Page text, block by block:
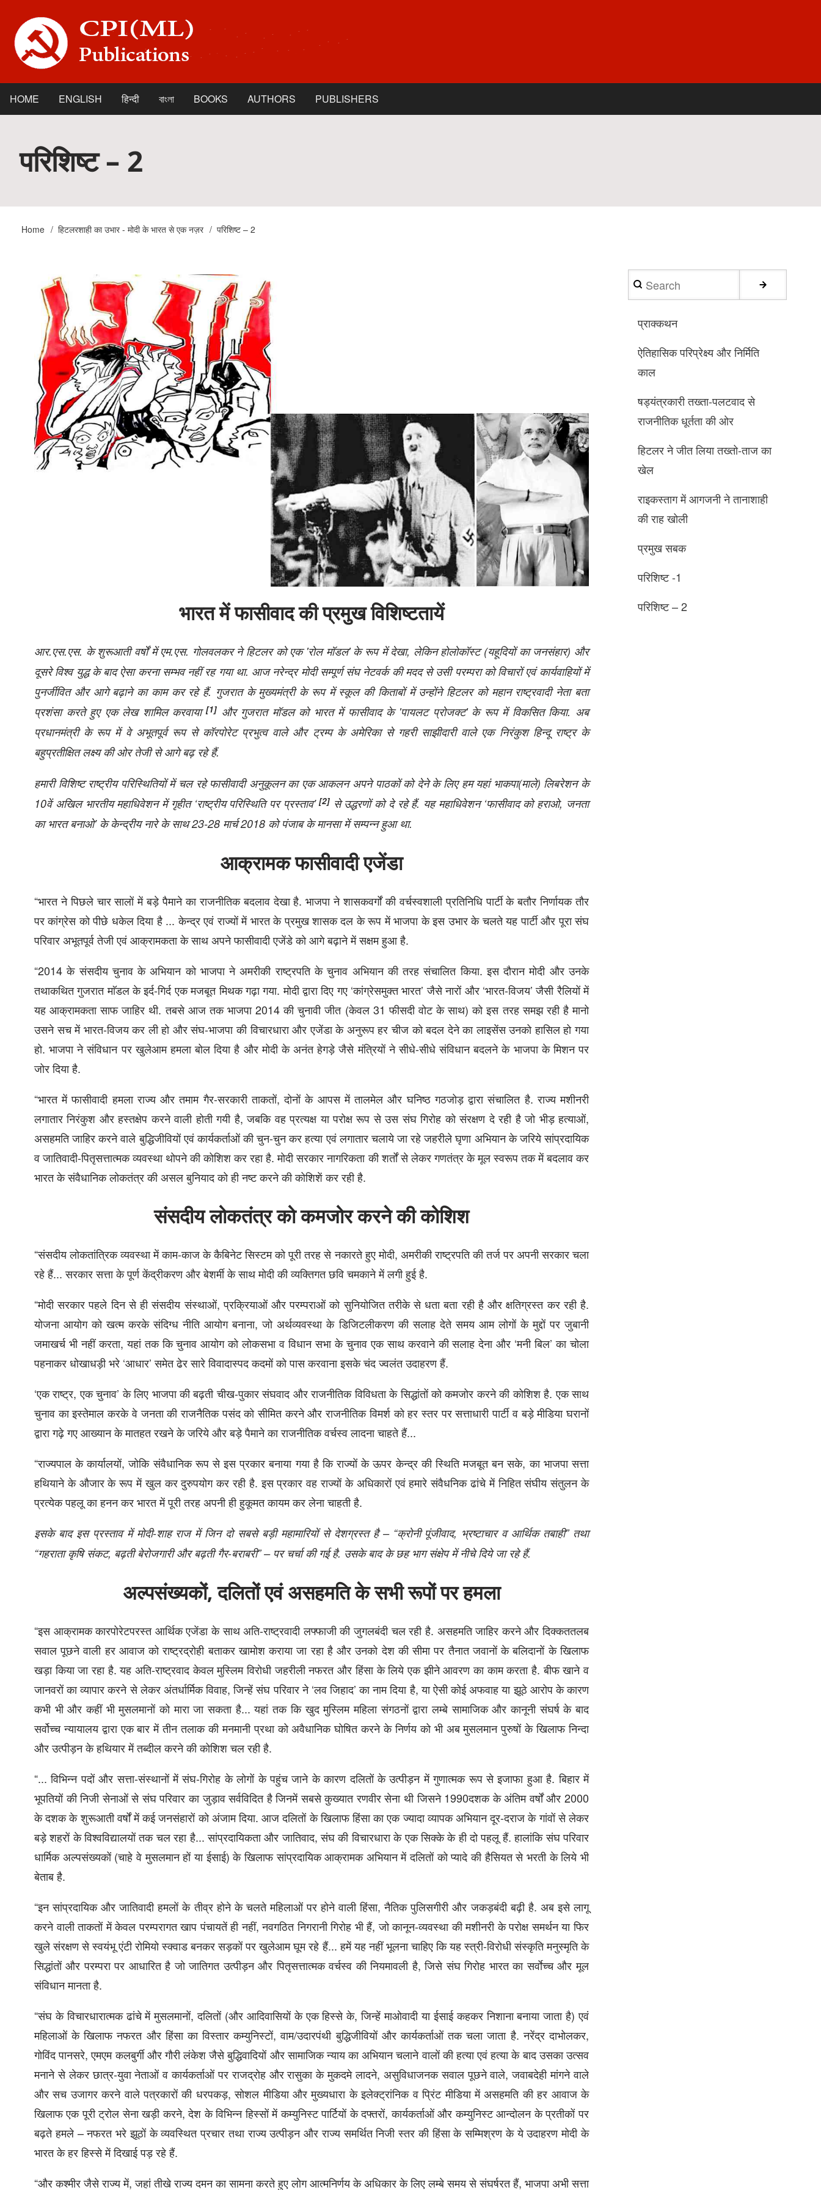
main
content
Main
navigation
HOME ENGLISH हिन्दी বাংলা BOOKS AUTHORS PUBLISHERS
परिशिष्ट – 2
Breadcrumb
Home हिटलरशाही का उभार - मोदी के भारत से एक नज़र परिशिष्ट – 2
भारत में फासीवाद की प्रमुख विशिष्‍टतायें
आर.एस.एस. के शुरूआती वर्षों में एम.एस. गोलवलकर ने हिटलर को एक 'रोल मॉडल' के रूप में देखा, लेकिन होलोकॉस्‍ट (यहूदियों का जनसंहार) और
दूसरे विश्‍व युद्ध के बाद ऐसा करना सम्‍भव नहीं रह गया था. आज नरेन्‍द्र मोदी सम्‍पूर्ण संघ नेटवर्क की मदद से उसी परम्‍परा को विचारों एवं कार्यवाहियों में
पुनर्जीवित और आगे बढ़ाने का काम कर रहे हैं. गुजरात के मुख्‍यमंत्री के रूप में स्‍कूल की किताबों में उन्‍होंने हिटलर को महान राष्‍ट्रवादी नेता बता
प्रशंसा करते हुए एक लेख शामिल करवाया[1]और गुजरात मॉडल को भारत में फासीवाद के 'पायलट प्रोजक्‍ट' के रूप में विकसित किया. अब
प्रधानमंत्री के रूप में वे अभूतपूर्व रूप से कॉरपोरेट प्रभुत्‍व वाले और ट्रम्‍प के अमेरिका से गहरी साझीदारी वाले एक निरंकुश हिन्‍दू राष्‍ट्र के
बहुप्रतीक्षित लक्ष्‍य की ओर तेजी से आगे बढ़ रहे हैं.
हमारी विशिष्‍ट राष्‍ट्रीय परिस्थितियों में चल रहे फासीवादी अनुकूलन का एक आकलन अपने पाठकों को देने के लिए हम यहां भाकपा(माले) लिबरेशन के
10वें अखिल भारतीय महाधिवेशन में गृहीत ‘राष्‍ट्रीय परिस्थिति पर प्रस्‍ताव’[2]से उद्धरणों को दे रहे हैं. यह महाधिवेशन ‘फासीवाद को हराओ, जनता
का भारत बनाओ’ के केन्‍द्रीय नारे के साथ 23-28 मार्च 2018 को पंजाब के मानसा में सम्‍पन्‍न हुआ था.
आक्रामक फासीवादी एजेंडा
“भारत ने पिछले चार सालों में बड़े पैमाने का राजनीतिक बदलाव देखा है. भाजपा ने शासकवर्गों की वर्चस्वशाली प्रतिनिधि पार्टी के बतौर निर्णायक तौर
पर कांग्रेस को पीछे धकेल दिया है ... केन्द्र एवं राज्यों में भारत के प्रमुख शासक दल के रूप में भाजपा के इस उभार के चलते यह पार्टी और पूरा संघ
परिवार अभूतपूर्व तेजी एवं आक्रामकता के साथ अपने फासीवादी एजेंडे को आगे बढ़ाने में सक्षम हुआ है.
“2014 के संसदीय चुनाव के अभियान को भाजपा ने अमरीकी राष्ट्रपति के चुनाव अभियान की तरह संचालित किया. इस दौरान मोदी और उनके
तथाकथित गुजरात माॅडल के इर्द-गिर्द एक मजबूत मिथक गढ़ा गया. मोदी द्वारा दिए गए ‘कांग्रेसमुक्त भारत’ जैसे नारों और ‘भारत-विजय’ जैसी रैलियों में
यह आक्रामकता साफ जाहिर थी. तबसे आज तक भाजपा 2014 की चुनावी जीत (केवल 31 फीसदी वोट के साथ) को इस तरह समझ रही है मानो
उसने सच में भारत-विजय कर ली हो और संघ-भाजपा की विचारधारा और एजेंडा के अनुरूप हर चीज को बदल देने का लाइसेंस उनको हासिल हो गया
हो. भाजपा ने संविधान पर खुलेआम हमला बोल दिया है और मोदी के अनंत हेगड़े जैसे मंत्रियों ने सीधे-सीधे संविधान बदलने के भाजपा के मिशन पर
जोर दिया है.
“भारत में फासीवादी हमला राज्य और तमाम गैर-सरकारी ताकतों, दोनों के आपस में तालमेल और घनिष्ठ गठजोड़ द्वारा संचालित है. राज्य मशीनरी
लगातार निरंकुश और हस्तक्षेप करने वाली होती गयी है, जबकि वह प्रत्यक्ष या परोक्ष रूप से उस संघ गिरोह को संरक्षण दे रही है जो भीड़ हत्याओं,
असहमति जाहिर करने वाले बुद्धिजीवियों एवं कार्यकर्ताओं की चुन-चुन कर हत्या एवं लगातार चलाये जा रहे जहरीले घृणा अभियान के जरिये सांप्रदायिक
व जातिवादी-पितृसत्तात्मक व्यवस्था थोपने की कोशिश कर रहा है. मोदी सरकार नागरिकता की शर्तों से लेकर गणतंत्र के मूल स्वरूप तक में बदलाव कर
भारत के संवैधानिक लोकतंत्र की असल बुनियाद को ही नष्ट करने की कोशिशें कर रही है.
संसदीय लोकतंत्र को कमजोर करने की कोशिश
“संसदीय लोकतांत्रिक व्यवस्था में काम-काज के कैबिनेट सिस्टम को पूरी तरह से नकारते हुए मोदी, अमरीकी राष्ट्रपति की तर्ज पर अपनी सरकार चला
रहे हैं... सरकार सत्ता के पूर्ण केंद्रीकरण और बेशर्मी के साथ मोदी की व्यक्तिगत छवि चमकाने में लगी हुई है.
“मोदी सरकार पहले दिन से ही संसदीय संस्थाओं, प्रक्रियाओं और परम्पराओं को सुनियोजित तरीके से धता बता रही है और क्षतिग्रस्त कर रही है.
योजना आयोग को खत्म करके संदिग्ध नीति आयोग बनाना, जो अर्थव्यवस्था के डिजिटलीकरण की सलाह देते समय आम लोगों के मुद्दों पर जुबानी
जमाखर्च भी नहीं करता, यहां तक कि चुनाव आयोग को लोकसभा व विधान सभा के चुनाव एक साथ करवाने की सलाह देना और ‘मनी बिल’ का चोला
पहनाकर धोखाधड़ी भरे ‘आधार’ समेत ढेर सारे विवादास्पद कदमों को पास करवाना इसके चंद ज्वलंत उदाहरण हैं.
‘एक राष्ट्र, एक चुनाव’ के लिए भाजपा की बढ़ती चीख-पुकार संघवाद और राजनीतिक विविधता के सिद्धांतों को कमजोर करने की कोशिश है. एक साथ
चुनाव का इस्तेमाल करके वे जनता की राजनैतिक पसंद को सीमित करने और राजनीतिक विमर्श को हर स्तर पर सत्ताधारी पार्टी व बड़े मीडिया घरानों
द्वारा गढ़े गए आख्यान के मातहत रखने के जरिये और बड़े पैमाने का राजनीतिक वर्चस्व लादना चाहते हैं...
“राज्यपाल के कार्यालयों, जोकि संवैधानिक रूप से इस प्रकार बनाया गया है कि राज्यों के ऊपर केन्द्र की स्थिति मजबूत बन सके, का भाजपा सत्ता
हथियाने के औजार के रूप में खुल कर दुरुपयोग कर रही है. इस प्रकार वह राज्यों के अधिकारों एवं हमारे संवैधनिक ढांचे में निहित संघीय संतुलन के
प्रत्येक पहलू का हनन कर भारत में पूरी तरह अपनी ही हुकूमत कायम कर लेना चाहती है.
इसके बाद इस प्रस्‍ताव में मोदी-शाह राज में जिन दो सबसे बड़ी महामारियों से देशग्रस्‍त है – “क्रोनी पूंजीवाद, भ्रष्‍टाचार व आर्थिक तबाही” तथा
“गहराता कृषि संकट, बढ़ती बेरोजगारी और बढ़ती गैर-बराबरी” – पर चर्चा की गई है. उसके बाद के छह भाग संक्षेप में नीचे दिये जा रहे हैं.
अल्पसंख्यकों, दलितों एवं असहमति के सभी रूपों पर हमला
“इस आक्रामक कारपोरेटपरस्त आर्थिक एजेंडा के साथ अति-राष्ट्रवादी लफ्फाजी की जुगलबंदी चल रही है. असहमति जाहिर करने और दिक्कततलब
सवाल पूछने वाली हर आवाज को राष्ट्रद्रोही बताकर खामोश कराया जा रहा है और उनको देश की सीमा पर तैनात जवानों के बलिदानों के खिलाफ
खड़ा किया जा रहा है. यह अति-राष्ट्रवाद केवल मुस्लिम विरोधी जहरीली नफरत और हिंसा के लिये एक झीने आवरण का काम करता है. बीफ खाने व
जानवरों का व्यापार करने से लेकर अंतर्धार्मिक विवाह, जिन्हें संघ परिवार ने ‘लव जिहाद’ का नाम दिया है, या ऐसी कोई अफवाह या झूठे आरोप के कारण
कभी भी और कहीं भी मुसलमानों को मारा जा सकता है... यहां तक कि खुद मुस्लिम महिला संगठनों द्वारा लम्बे सामाजिक और कानूनी संघर्ष के बाद
सर्वोच्च न्यायालय द्वारा एक बार में तीन तलाक की मनमानी प्रथा को अवैधानिक घोषित करने के निर्णय को भी अब मुसलमान पुरुषों के खिलाफ निन्दा
और उत्पीड़न के हथियार में तब्दील करने की कोशिश चल रही है.
“... विभिन्न पदों और सत्ता-संस्थानों में संघ-गिरोह के लोगों के पहुंच जाने के कारण दलितों के उत्पीड़न में गुणात्मक रूप से इजाफा हुआ है. बिहार में
भूपतियों की निजी सेनाओं से संघ परिवार का जुड़ाव सर्वविदित है जिनमें सबसे कुख्यात रणवीर सेना थी जिसने 1990दशक के अंतिम वर्षों और 2000
के दशक के शुरूआती वर्षों में कई जनसंहारों को अंजाम दिया. आज दलितों के खिलाफ हिंसा का एक ज्यादा व्यापक अभियान दूर-दराज के गांवों से लेकर
बड़े शहरों के विश्वविद्यालयों तक चल रहा है... सांप्रदायिकता और जातिवाद, संघ की विचारधारा के एक सिक्के के ही दो पहलू हैं. हालांकि संघ परिवार
धार्मिक अल्पसंख्यकों (चाहे वे मुसलमान हों या ईसाई) के खिलाफ सांप्रदायिक आक्रामक अभियान में दलितों को प्यादे की हैसियत से भरती के लिये भी
बेताब है.
“इन सांप्रदायिक और जातिवादी हमलों के तीव्र होने के चलते महिलाओं पर होने वाली हिंसा, नैतिक पुलिसगीरी और जकड़बंदी बढ़ी है. अब इसे लागू
करने वाली ताकतों में केवल परम्परागत खाप पंचायतें ही नहीं, नवगठित निगरानी गिरोह भी हैं, जो कानून-व्यवस्था की मशीनरी के परोक्ष समर्थन या फिर
खुले संरक्षण से स्वयंभू एंटी रोमियो स्क्वाड बनकर सड़कों पर खुलेआम घूम रहे हैं... हमें यह नहीं भूलना चाहिए कि यह स्त्री-विरोधी संस्कृति मनुस्मृति के
सिद्धांतों और परम्परा पर आधारित है जो जातिगत उत्पीड़न और पितृसत्तात्मक वर्चस्व की नियमावली है, जिसे संघ गिरोह भारत का सर्वाेच्च और मूल
संविधान मानता है.
“संघ के विचारधारात्मक ढांचे में मुसलमानों, दलितों (और आदिवासियों के एक हिस्से के, जिन्हें माओवादी या ईसाई कहकर निशाना बनाया जाता है) एवं
महिलाओं के खिलाफ नफरत और हिंसा का विस्तार कम्युनिस्टों, वाम/उदारपंथी बुद्धिजीवियों और कार्यकर्ताओं तक चला जाता है. नरेंद्र दाभोलकर,
गोविंद पानसरे, एमएम कलबुर्गी और गौरी लंकेश जैसे बुद्धिवादियों और सामाजिक न्याय का अभियान चलाने वालों की हत्या एवं हत्या के बाद उसका उत्सव
मनाने से लेकर छात्र-युवा नेताओं व कार्यकर्ताओं पर राजद्रोह और रासुका के मुकदमे लादने, असुविधाजनक सवाल पूछने वाले, जवाबदेही मांगने वाले
और सच उजागर करने वाले पत्रकारों की धरपकड़, सोशल मीडिया और मुख्यधारा के इलेक्ट्रांनिक व प्रिंट मीडिया में असहमति की हर आवाज के
खिलाफ एक पूरी ट्रोल सेना खड़ी करने, देश के विभिन्न हिस्सों में कम्युनिस्ट पार्टियों के दफ्तरों, कार्यकर्ताओं और कम्युनिस्ट आन्दोलन के प्रतीकों पर
बढ़ते हमले – नफरत भरे झूठों के व्यवस्थित प्रचार तथा राज्य उत्पीड़न और राज्य समर्थित निजी स्तर की हिंसा के सम्मिश्रण के ये उदाहरण मोदी के
भारत के हर हिस्से में दिखाई पड़ रहे हैं.
“और कश्मीर जैसे राज्य में, जहां तीखे राज्य दमन का सामना करते हुए लोग आत्मनिर्णय के अधिकार के लिए लम्बे समय से संघर्षरत हैं, भाजपा अभी सत्ता
Search
प्राक्कथन
ऐतिहासिक परिप्रेक्ष्य और निर्मिति
काल
षड्यंत्रकारी तख्ता-पलटवाद से
राजनीतिक धूर्तता की ओर
हिटलर ने जीत लिया तख्तो-ताज का
खेल
राइकस्‍ताग में आगजनी ने तानाशाही
की राह खोली
प्रमुख सबक
परिशिष्ट -1
परिशिष्ट – 2